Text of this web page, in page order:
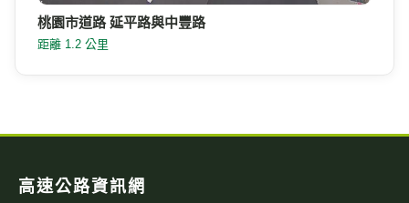
桃園市道路 延平路與中豐路
距離 1.2 公里
高速公路資訊網